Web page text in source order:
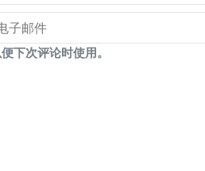
下次评论时使用。